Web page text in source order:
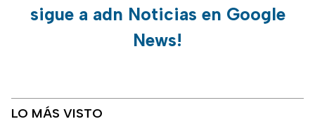
sigue a adn Noticias en Google
News!
LO MÁS VISTO